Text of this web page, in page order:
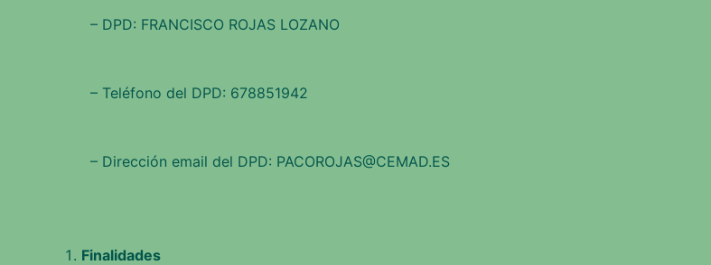
– DPD: FRANCISCO ROJAS LOZANO
– Teléfono del DPD: 678851942
– Dirección email del DPD: PACOROJAS@CEMAD.ES
Finalidades